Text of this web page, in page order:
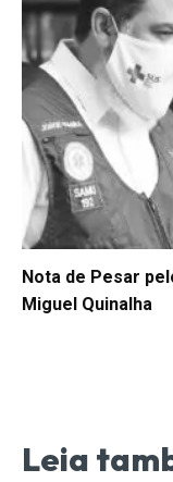
Nota de Pesar
Miguel Quinalha
Leia